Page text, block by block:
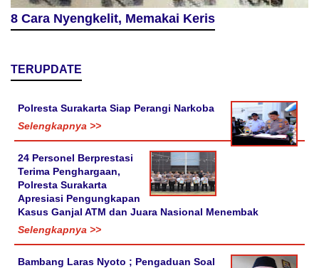
8 Cara Nyengkelit, Memakai Keris
TERUPDATE
Polresta Surakarta Siap Perangi Narkoba
Selengkapnya >>
24 Personel Berprestasi
Terima Penghargaan,
Polresta Surakarta
Apresiasi Pengungkapan
Kasus Ganjal ATM dan Juara Nasional Menembak
Selengkapnya >>
Bambang Laras Nyoto ; Pengaduan Soal